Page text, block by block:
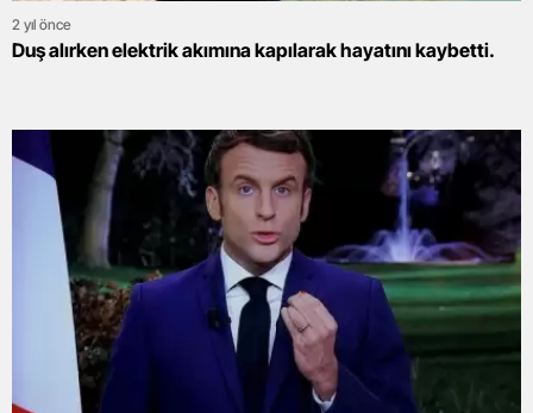
2 yıl önce
Duş alırken elektrik akımına kapılarak hayatını kaybetti.